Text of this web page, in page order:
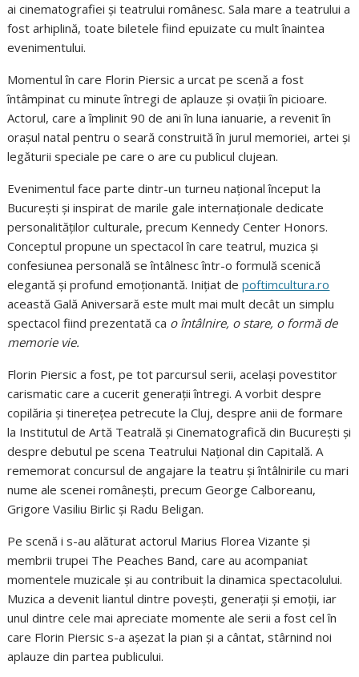
ai cinematografiei și teatrului românesc. Sala mare a teatrului a
fost arhiplină, toate biletele fiind epuizate cu mult înaintea
evenimentului.
Momentul în care Florin Piersic a urcat pe scenă a fost
întâmpinat cu minute întregi de aplauze și ovații în picioare.
Actorul, care a împlinit 90 de ani în luna ianuarie, a revenit în
orașul natal pentru o seară construită în jurul memoriei, artei și
legăturii speciale pe care o are cu publicul clujean.
Evenimentul face parte dintr-un turneu național început la
București și inspirat de marile gale internaționale dedicate
personalităților culturale, precum Kennedy Center Honors.
Conceptul propune un spectacol în care teatrul, muzica și
confesiunea personală se întâlnesc într-o formulă scenică
elegantă și profund emoționantă. Inițiat depoftimcultura.ro
această Gală Aniversară este mult mai mult decât un simplu
spectacol fiind prezentată ca o întâlnire, o stare, o formă de
memorie vie.
Florin Piersic a fost, pe tot parcursul serii, același povestitor
carismatic care a cucerit generații întregi. A vorbit despre
copilăria și tinerețea petrecute la Cluj, despre anii de formare
la Institutul de Artă Teatrală și Cinematografică din București și
despre debutul pe scena Teatrului Național din Capitală. A
rememorat concursul de angajare la teatru și întâlnirile cu mari
nume ale scenei românești, precum George Calboreanu,
Grigore Vasiliu Birlic și Radu Beligan.
Pe scenă i s-au alăturat actorul Marius Florea Vizante și
membrii trupei The Peaches Band, care au acompaniat
momentele muzicale și au contribuit la dinamica spectacolului.
Muzica a devenit liantul dintre povești, generații și emoții, iar
unul dintre cele mai apreciate momente ale serii a fost cel în
care Florin Piersic s-a așezat la pian și a cântat, stârnind noi
aplauze din partea publicului.